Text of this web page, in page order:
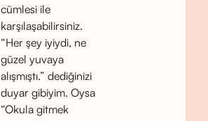
cümlesi ile
karşılaşabilirsiniz.
“Her şey iyiydi, ne
güzel yuvaya
alışmıştı.” dediğinizi
duyar gibiyim. Oysa
“Okula gitmek